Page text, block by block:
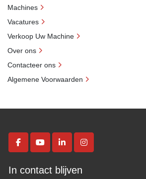
facebookyoutubelinkedininstagram
In contact blijven
Machines
Vacatures
Verkoop Uw Machine
Over ons
Contacteer ons
Algemene Voorwaarden